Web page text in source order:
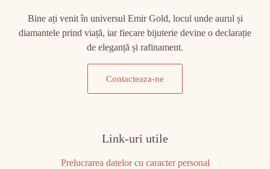
Bine ați venit în universul Emir Gold, locul unde aurul și
diamantele prind viață, iar fiecare bijuterie devine o declarație
de eleganță și rafinament.
Contacteaza-ne
Link-uri utile
Prelucrarea datelor cu caracter personal